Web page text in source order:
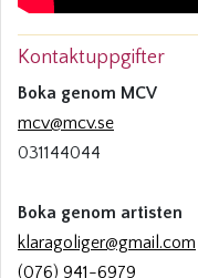
Kontaktuppgifter
Boka genom MCV
mcv@mcv.se
031144044
Boka genom artisten
klaragoliger@gmail.com
(076) 941-6979